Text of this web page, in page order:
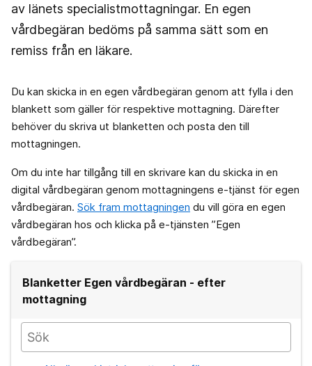
av länets specialistmottagningar. En egen
vårdbegäran bedöms på samma sätt som en
remiss från en läkare.
Du kan skicka in en egen vårdbegäran genom att fylla i den
blankett som gäller för respektive mottagning. Därefter
behöver du skriva ut blanketten och posta den till
mottagningen.
Om du inte har tillgång till en skrivare kan du skicka in en
digital vårdbegäran genom mottagningens e-tjänst för egen
vårdbegäran. Sök fram mottagningen du vill göra en egen
vårdbegäran hos och klicka på e-tjänsten ”Egen
vårdbegäran”.
Blanketter Egen vårdbegäran - efter
mottagning